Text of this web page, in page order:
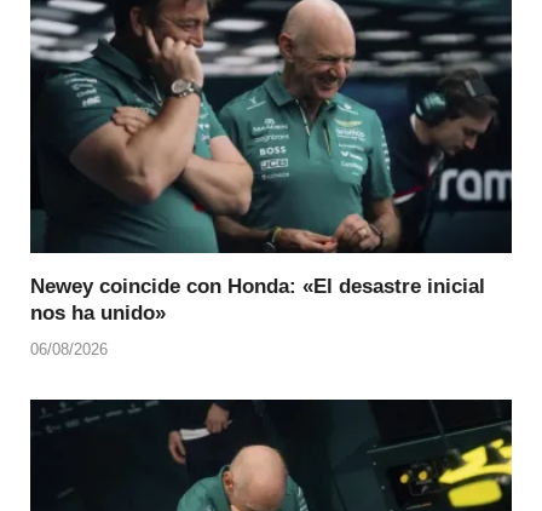
Newey coincide con Honda: «El desastre inicial
nos ha unido»
06/08/2026